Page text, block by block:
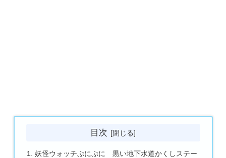
目次
妖怪ウォッチぷにぷに 黒い地下水道かくしステー